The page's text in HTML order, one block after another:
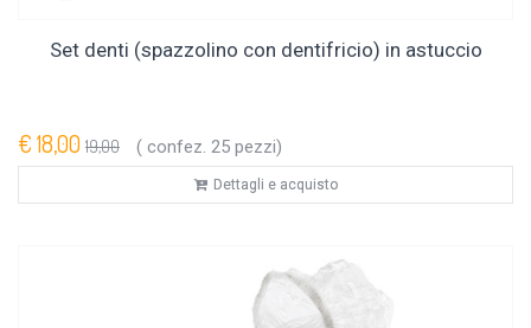
Set denti (spazzolino con dentifricio) in astuccio
€ 18,00 19,00 ( confez. 25 pezzi)
Dettagli e acquisto